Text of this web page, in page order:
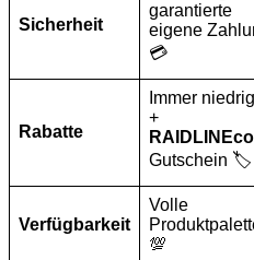
Sicherheit
garantierte
eigene
💳
Rabatte
Immer
+
Gutschein 🏷️
Verfügbarkeit
Volle
💯